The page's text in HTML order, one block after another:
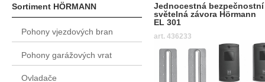
Sortiment HÖRMANN
Pohony vjezdových bran
Pohony garážových vrat
Ovladače
Jednocestná bezpečnostní
světelná závora Hörmann
EL 301
art. 436233